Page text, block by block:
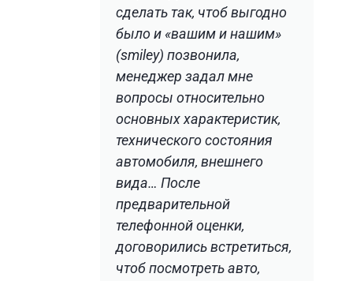
сделать так, чтоб выгодно
было и «вашим и нашим»
(smiley) позвонила,
менеджер задал мне
вопросы относительно
основных характеристик,
технического состояния
автомобиля, внешнего
вида… После
предварительной
телефонной оценки,
договорились встретиться,
чтоб посмотреть авто,